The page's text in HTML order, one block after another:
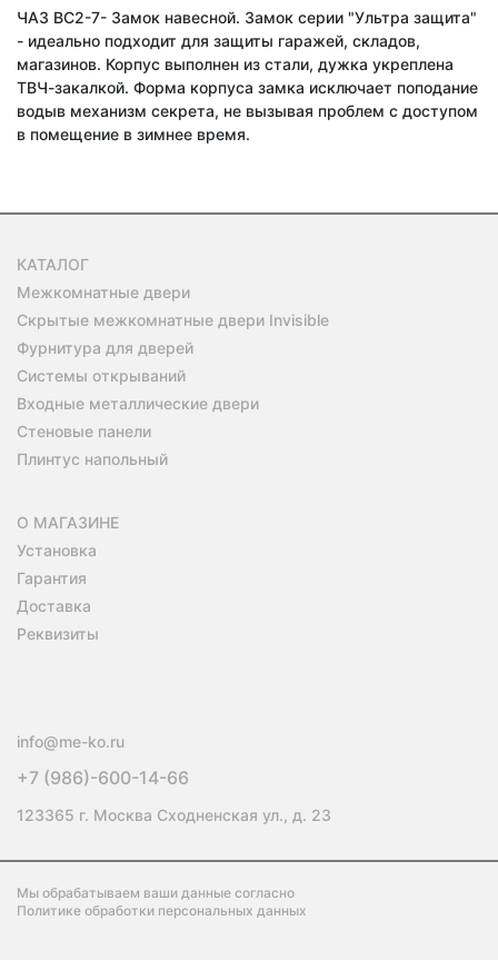
ЧАЗ ВС2-7- Замок навесной. Замок серии "Ультра защита"
- идеально подходит для защиты гаражей, складов,
магазинов. Корпус выполнен из стали, дужка укреплена
ТВЧ-закалкой. Форма корпуса замка исключает поподание
водыв механизм секрета, не вызывая проблем с доступом
в помещение в зимнее время.
КАТАЛОГ
Межкомнатные двери
Скрытые межкомнатные двери Invisible
Фурнитура для дверей
Системы открываний
Входные металлические двери
Стеновые панели
Плинтус напольный
О МАГАЗИНЕ
Установка
Гарантия
Доставка
Реквизиты
info@me-ko.ru
+7 (986)-600-14-66
123365 г. Москва Сходненская ул., д. 23
Мы обрабатываем ваши данные согласно
Политике обработки персональных данных